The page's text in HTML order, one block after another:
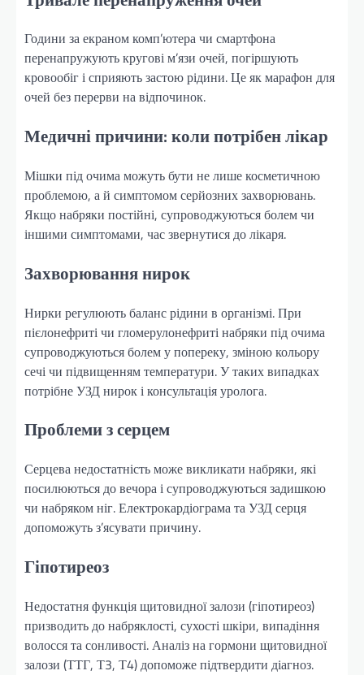
Години за екраном комп’ютера чи смартфона
перенапружують кругові м’язи очей, погіршують
кровообіг і сприяють застою рідини. Це як марафон для
очей без перерви на відпочинок.
Медичні причини: коли потрібен лікар
Мішки під очима можуть бути не лише косметичною
проблемою, а й симптомом серйозних захворювань.
Якщо набряки постійні, супроводжуються болем чи
іншими симптомами, час звернутися до лікаря.
Захворювання нирок
Нирки регулюють баланс рідини в організмі. При
пієлонефриті чи гломерулонефриті набряки під очима
супроводжуються болем у попереку, зміною кольору
сечі чи підвищенням температури. У таких випадках
потрібне УЗД нирок і консультація уролога.
Проблеми з серцем
Серцева недостатність може викликати набряки, які
посилюються до вечора і супроводжуються задишкою
чи набряком ніг. Електрокардіограма та УЗД серця
допоможуть з’ясувати причину.
Гіпотиреоз
Недостатня функція щитовидної залози (гіпотиреоз)
призводить до набряклості, сухості шкіри, випадіння
волосся та сонливості. Аналіз на гормони щитовидної
залози (ТТГ, Т3, Т4) допоможе підтвердити діагноз.